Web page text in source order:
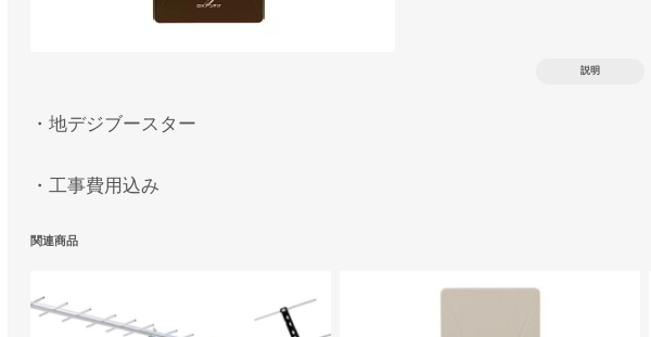
説明
・地デジブースター
・工事費用込み
関連商品